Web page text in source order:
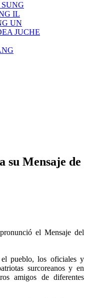
SUNG
IL
UN
JUCHE
Mensaje de
pronunció el Mensaje del
pueblo, los oficiales y
surcoreanos y en
amigos de diferentes